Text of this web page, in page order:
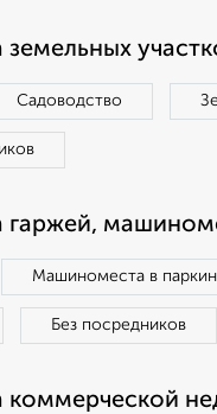
Садоводство
Машиноместа в
Без посредников